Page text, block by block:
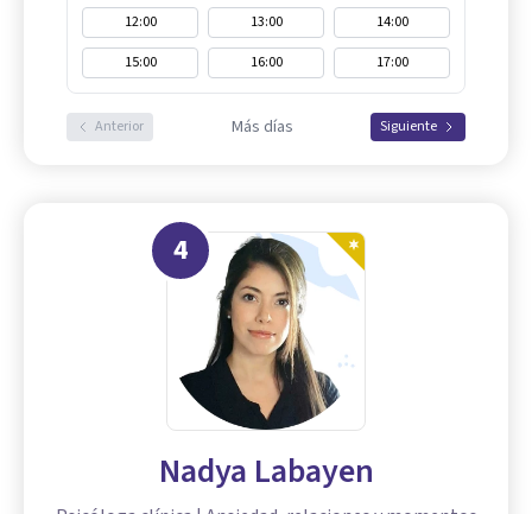
12:00 13:00
14:00
15:00
16:00 17:00
Anterior Más días Siguiente
4
Nadya Labayen